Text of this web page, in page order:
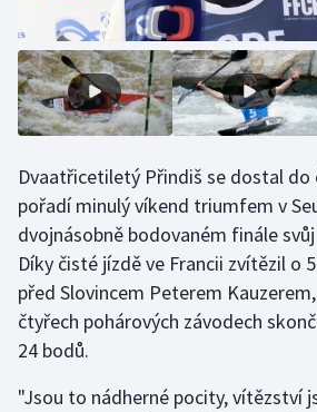
Plavání
Plážový volejbal
Ragby
Rychlobruslení
Rychlostní kanoistika
Short track
Sportovní střelba
Stolní tenis
Dvaatřicetiletý Přindiš se dostal do
pořadí minulý víkend triumfem v
dvojnásobně bodovaném finále
Díky čisté jízdě ve Francii zvítězil o
před Slovincem Peterem
čtyřech pohárových závodech
24 bodů.
"Jsou to nádherné pocity, vítězství